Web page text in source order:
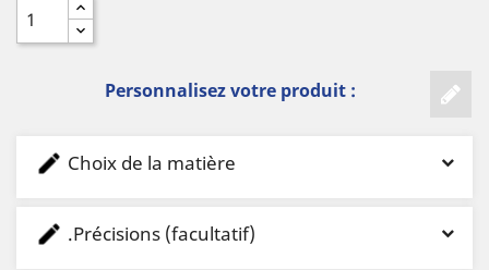
Personnalisez votre produit :
Choix de la matière
.Précisions (facultatif)